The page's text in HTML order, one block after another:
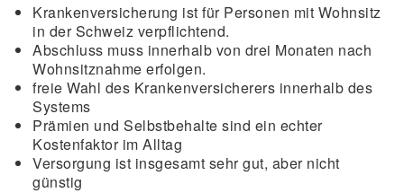
Krankenversicherung ist für Personen mit Wohnsitz
in der Schweiz verpflichtend.
Abschluss muss innerhalb von drei Monaten nach
Wohnsitznahme erfolgen.
freie Wahl des Krankenversicherers innerhalb des
Systems
Prämien und Selbstbehalte sind ein echter
Kostenfaktor im Alltag
Versorgung ist insgesamt sehr gut, aber nicht
günstig